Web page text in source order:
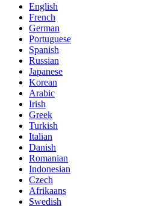
English
French
German
Portuguese
Spanish
Russian
Japanese
Korean
Arabic
Irish
Greek
Turkish
Italian
Danish
Romanian
Indonesian
Czech
Afrikaans
Swedish